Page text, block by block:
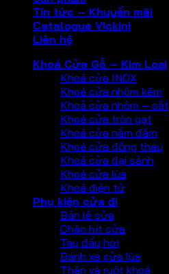
Tin tức – Khuyến mãi
Catalogue Vickini
Liên hệ
Khoá Cửa Gỗ – Kim Loại
Khoá cửa INOX
Khoá cửa nhôm kẽm
Khoả cửa nhôm – sắt
Khoá cửa tròn gạt
Khoá cửa nắm đấm
Khoá cửa đồng thau
Khoá cửa đại sảnh
Khoá cửa lùa
Khoá điện tử
Phụ kiện cửa đi
Bản lề cửa
Chặn hít cửa
Tay đẩy hơi
Bánh xe cửa lùa
Thân và ruột khoá